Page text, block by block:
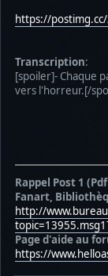
https://postimg.cc/
Transcription:
[spoiler]- Chaque
vers l'horreur.[/
Rappel Post 1
Fanart,
http://
Page d'aide au
https://